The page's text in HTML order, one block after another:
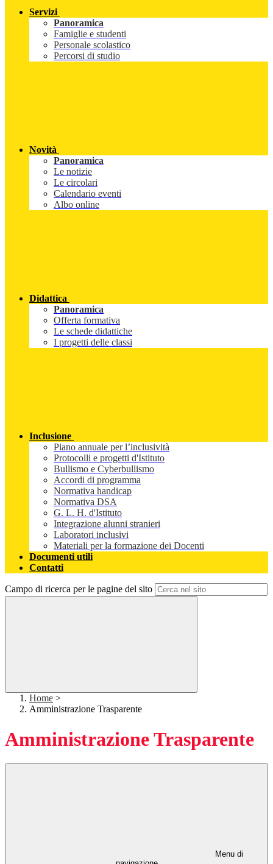
Servizi
Panoramica
Famiglie e studenti
Personale scolastico
Percorsi di studio
Novità
Panoramica
Le notizie
Le circolari
Calendario eventi
Albo online
Didattica
Panoramica
Offerta formativa
Le schede didattiche
I progetti delle classi
Inclusione
Piano annuale per l’inclusività
Protocolli e progetti d'Istituto
Bullismo e Cyberbullismo
Accordi di programma
Normativa handicap
Normativa DSA
G. L. H. d'Istituto
Integrazione alunni stranieri
Laboratori inclusivi
Materiali per la formazione dei Docenti
Documenti utili
Contatti
Campo di ricerca per le pagine del sito
Home >
Amministrazione Trasparente
Amministrazione Trasparente
Menu di